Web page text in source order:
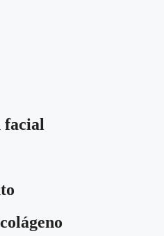
facial